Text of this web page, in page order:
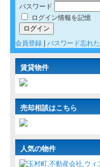
パスワード
ログイン情報を記憶
会員登録 | パスワード忘れた
賃貸物件
売却相談はこちら
人気の物件